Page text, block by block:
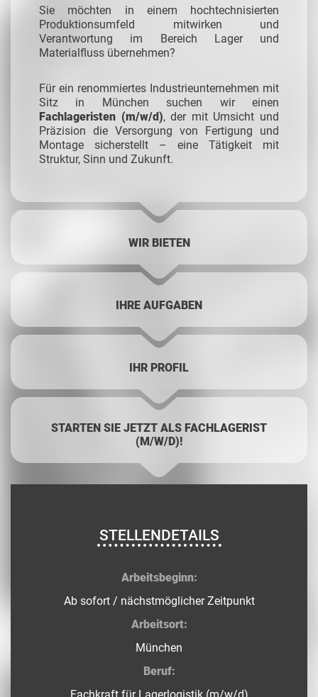
Sie möchten in einem hochtechnisierten
Produktionsumfeld mitwirken und
Verantwortung im Bereich Lager und
Materialfluss übernehmen?
Für ein renommiertes Industrieunternehmen mit
Sitz in München suchen wir einen
Fachlageristen (m/w/d), der mit Umsicht und
Präzision die Versorgung von Fertigung und
Montage sicherstellt – eine Tätigkeit mit
Struktur, Sinn und Zukunft.
WIR BIETEN
IHRE AUFGABEN
IHR PROFIL
STARTEN SIE JETZT ALS FACHLAGERIST
(M/W/D)!
STELLENDETAILS
Arbeitsbeginn:
Ab sofort / nächstmöglicher Zeitpunkt
Arbeitsort:
München
Beruf: